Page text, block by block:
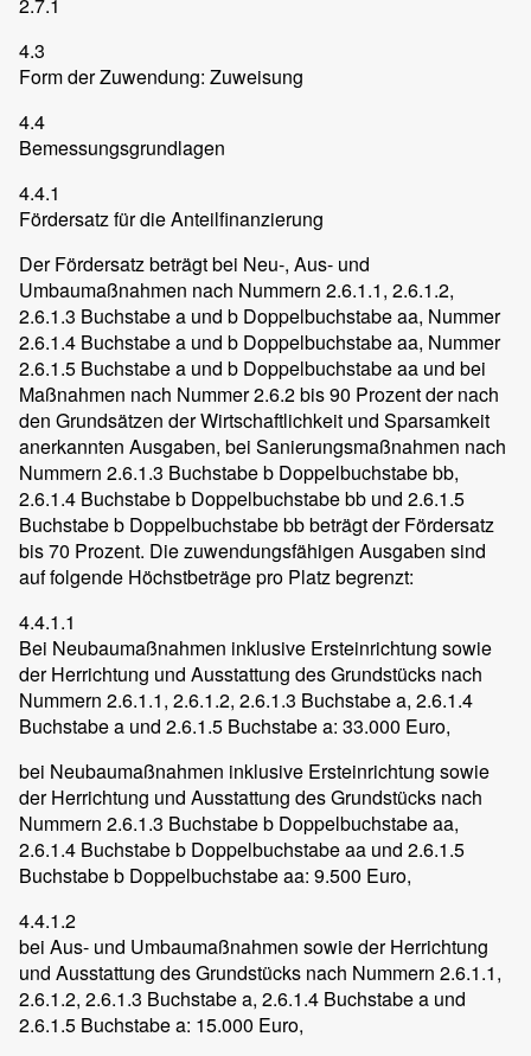
4.3
Form der Zuwendung: Zuweisung
4.4
Bemessungsgrundlagen
4.4.1
Fördersatz für die Anteilfinanzierung
Der Fördersatz beträgt bei Neu-, Aus- und
Umbaumaßnahmen nach Nummern 2.6.1.1, 2.6.1.2,
2.6.1.3 Buchstabe a und b Doppelbuchstabe aa, Nummer
2.6.1.4 Buchstabe a und b Doppelbuchstabe aa, Nummer
2.6.1.5 Buchstabe a und b Doppelbuchstabe aa und bei
Maßnahmen nach Nummer 2.6.2 bis 90 Prozent der nach
den Grundsätzen der Wirtschaftlichkeit und Sparsamkeit
anerkannten Ausgaben, bei Sanierungsmaßnahmen nach
Nummern 2.6.1.3 Buchstabe b Doppelbuchstabe bb,
2.6.1.4 Buchstabe b Doppelbuchstabe bb und 2.6.1.5
Buchstabe b Doppelbuchstabe bb beträgt der Fördersatz
bis 70 Prozent. Die zuwendungsfähigen Ausgaben sind
auf folgende Höchstbeträge pro Platz begrenzt:
4.4.1.1
Bei Neubaumaßnahmen inklusive Ersteinrichtung sowie
der Herrichtung und Ausstattung des Grundstücks nach
Nummern 2.6.1.1, 2.6.1.2, 2.6.1.3 Buchstabe a, 2.6.1.4
Buchstabe a und 2.6.1.5 Buchstabe a: 33.000 Euro,
bei Neubaumaßnahmen inklusive Ersteinrichtung sowie
der Herrichtung und Ausstattung des Grundstücks nach
Nummern 2.6.1.3 Buchstabe b Doppelbuchstabe aa,
2.6.1.4 Buchstabe b Doppelbuchstabe aa und 2.6.1.5
Buchstabe b Doppelbuchstabe aa: 9.500 Euro,
4.4.1.2
bei Aus- und Umbaumaßnahmen sowie der Herrichtung
und Ausstattung des Grundstücks nach Nummern 2.6.1.1,
2.6.1.2, 2.6.1.3 Buchstabe a, 2.6.1.4 Buchstabe a und
2.6.1.5 Buchstabe a: 15.000 Euro,